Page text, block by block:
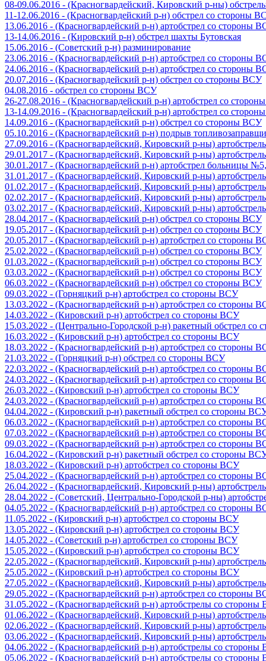
08-09.06.2016 - (Красногвардейский, Кировский р-ны)
11-12.06.2016 - (Красногвардейский р-н) обстрел со стороны
13.06.2016 - (Красногвардейский р-н) артобстрел со стороны
13-14.06.2016 - (Кировский р-н) обстрел шахты Бутовская
15.06.2016 - (Советский р-н) разминирование
23.06.2016 - (Красногвардейский р-н) артобстрел со стороны
24.06.2016 - (Красногвардейский р-н) артобстрел со стороны
20.07.2016 - (Красногвардейский р-н) обстрел со стороны ВСУ
04.08.2016 - обстрел со стороны ВСУ
26-27.08.2016 - (Красногвардейский р-н) артобстрел со
13-14.09.2016 - (Красногвардейский р-н) артобстрел со
14.09.2016 - (Красногвардейский р-н) обстрел со стороны ВСУ
05.10.2016 - (Красногвардейский р-н) подрыв
27.09.2016 - (Красногвардейский, Кировский р-ны)
29.01.2017 - (Красногвардейский, Кировский р-ны)
30.01.2017 - (Красногвардейский р-н) артобстрел больницы
31.01.2017 - (Красногвардейский, Кировский р-ны)
01.02.2017 - (Красногвардейский, Кировский р-ны)
02.02.2017 - (Красногвардейский, Кировский р-ны)
03.02.2017 - (Красногвардейский, Кировский р-ны)
28.04.2017 - (Красногвардейский р-н) обстрел со стороны ВСУ
19.05.2017 - (Красногвардейский р-н) обстрел со стороны ВСУ
20.05.2017 - (Красногвардейский р-н) артобстрел со стороны
25.02.2022 - (Красногвардейский р-н) обстрел со стороны ВСУ
01.03.2022 - (Красногвардейский р-н) обстрел со стороны ВСУ
03.03.2022 - (Красногвардейский р-н) обстрел со стороны ВСУ
06.03.2022 - (Красногвардейский р-н) обстрел со стороны ВСУ
09.03.2022 - (Горняцкий р-н) артобстрел со стороны ВСУ
13.03.2022 - (Красногвардейский р-н) артобстрел со стороны
14.03.2022 - (Кировский р-н) артобстрел со стороны ВСУ
15.03.2022 - (Центрально-Городской р-н) ракетный обстрел со
16.03.2022 - (Кировский р-н) артобстрел со стороны ВСУ
18.03.2022 - (Красногвардейский р-н) артобстрел со стороны
21.03.2022 - (Горняцкий р-н) обстрел со стороны ВСУ
22.03.2022 - (Красногвардейский р-н) артобстрел со стороны
24.03.2022 - (Красногвардейский р-н) артобстрел со стороны
26.03.2022 - (Кировский р-н) артобстрел со стороны ВСУ
24.03.2022 - (Красногвардейский р-н) артобстрел со стороны
04.04.2022 - (Кировский р-н) ракетный обстрел со стороны
06.03.2022 - (Красногвардейский р-н) артобстрел со стороны
07.03.2022 - (Красногвардейский р-н) артобстрел со стороны
09.03.2022 - (Красногвардейский р-н) артобстрел со стороны
16.04.2022 - (Кировский р-н) ракетный обстрел со стороны
18.03.2022 - (Кировский р-н) артобстрел со стороны ВСУ
25.04.2022 - (Красногвардейский р-н) артобстрел со стороны
26.04.2022 - (Красногвардейский, Кировский р-ны)
28.04.2022 - (Советский, Центрально-Городской р-ны)
04.05.2022 - (Красногвардейский р-н) артобстрел со стороны
11.05.2022 - (Кировский р-н) артобстрел со стороны ВСУ
13.05.2022 - (Кировский р-н) артобстрел со стороны ВСУ
14.05.2022 - (Советский р-н) артобстрел со стороны ВСУ
15.05.2022 - (Кировский р-н) артобстрел со стороны ВСУ
22.05.2022 - (Красногвардейский, Кировский р-ны)
25.05.2022 - (Кировский р-н) артобстрел со стороны ВСУ
27.05.2022 - (Красногвардейский, Кировский р-ны)
29.05.2022 - (Красногвардейский р-н) артобстрел со стороны
31.05.2022 - (Красногвардейский р-н) артобстрелы со
01.06.2022 - (Красногвардейский, Кировский р-ны)
02.06.2022 - (Красногвардейский, Кировский р-ны)
03.06.2022 - (Красногвардейский, Кировский р-ны)
04.06.2022 - (Красногвардейский р-н) артобстрелы со
05.06.2022 - (Красногвардейский р-н) артобстрелы со